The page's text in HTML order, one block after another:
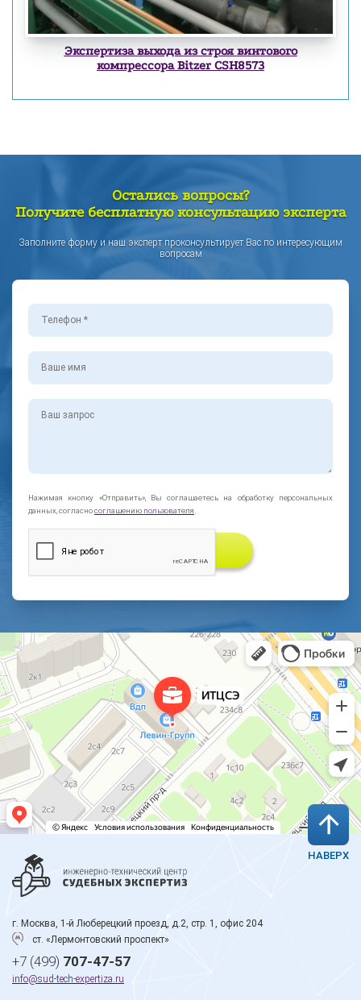
Экспертиза выхода из строя винтового
компрессора Bitzer CSH8573
Остались вопросы?
Получите бесплатную консультацию эксперта
Заполните форму и наш эксперт проконсультирует Вас по интересующим
вопросам
Нажимая кнопку «Отправить», Вы соглашаетесь на обработку персональных
данных, согласносоглашению пользователя
НАВЕРХ
г. Москва, 1-й Люберецкий проезд, д.2, стр. 1, офис 204
ст. «Лермонтовский проспект»
+7 (499) 707-47-57
info@sud-tech-expertiza.ru